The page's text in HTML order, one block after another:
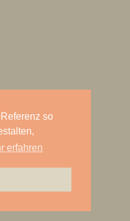
so
erfahren